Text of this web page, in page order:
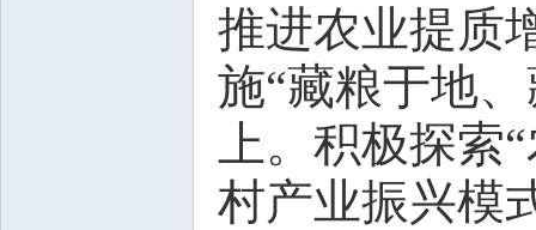
推进农业提质
施“藏粮于地
上。积极探索
村产业振兴模